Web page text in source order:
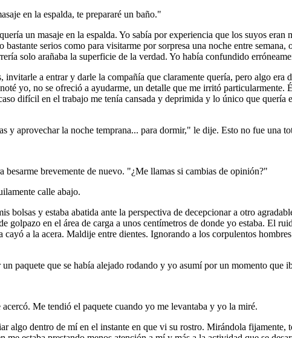
en la espalda, te prepararé un baño."
un masaje en la espalda. Yo sabía por experiencia que los suyos
serios como para visitarme por sorpresa una noche entre
solo arañaba la superficie de la verdad. Yo había confundido
a entrar y darle la compañía que claramente quería, pero algo era
yo, no se ofreció a ayudarme, un detalle que me irritó
difícil en el trabajo me tenía cansada y deprimida y lo único que
y aprovechar la noche temprana... para dormir," le dije. Esto no fue una
brevemente de nuevo. "¿Me llamas si cambias de opinión?"
calle abajo.
bolsas y estaba abatida ante la perspectiva de decepcionar a otro
golpazo en el área de carga a unos centímetros de donde yo estaba. El
a la acera. Maldije entre dientes. Ignorando a los corpulentos
paquete que se había alejado rodando y yo asumí por un momento que
Me tendió el paquete cuando yo me levantaba y yo la miré.
algo dentro de mí en el instante en que vi su rostro. Mirándola